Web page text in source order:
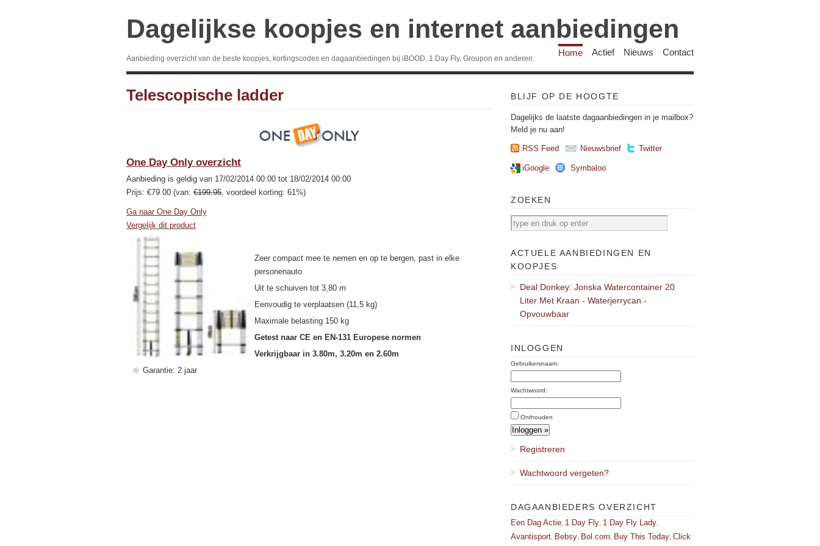
Dagelijkse koopjes en internet aanbiedingen
Aanbieding overzicht van de beste koopjes, kortingscodes en dagaanbiedingen bij iBOOD, 1 Day Fly, Groupon en anderen.
Home Actief Nieuws Contact
Telescopische ladder
One Day Only overzicht
Aanbieding is geldig van 17/02/2014 00:00 tot 18/02/2014 00:00
Prijs: €79.00 (van: €199.95, voordeel korting: 61%)
Ga naar One Day Only
Vergelijk dit product
Zeer compact mee te nemen en op te bergen, past in elke
personenauto
Uit te schuiven tot 3,80 m
Eenvoudig te verplaatsen (11,5 kg)
Maximale belasting 150 kg
Getest naar CE en EN-131 Europese normen
Verkrijgbaar in 3.80m, 3.20m en 2.60m
Garantie: 2 jaar
BLIJF OP DE HOOGTE
Dagelijks de laatste dagaanbiedingen in je mailbox?
Meld je nu aan!
RSS Feed Nieuwsbrief Twitter
iGoogle Symbaloo
ZOEKEN
ACTUELE AANBIEDINGEN EN
KOOPJES
Deal Donkey: Jonska Watercontainer 20
Liter Met Kraan - Waterjerrycan -
Opvouwbaar
INLOGGEN
Gebruikersnaam:
Wachtwoord:
Onthouden
Registreren
Wachtwoord vergeten?
DAGAANBIEDERS OVERZICHT
Een Dag Actie 1 Day Fly 1 Day Fly Lady
Avantisport Bebsy Bol.com Buy This Today Click